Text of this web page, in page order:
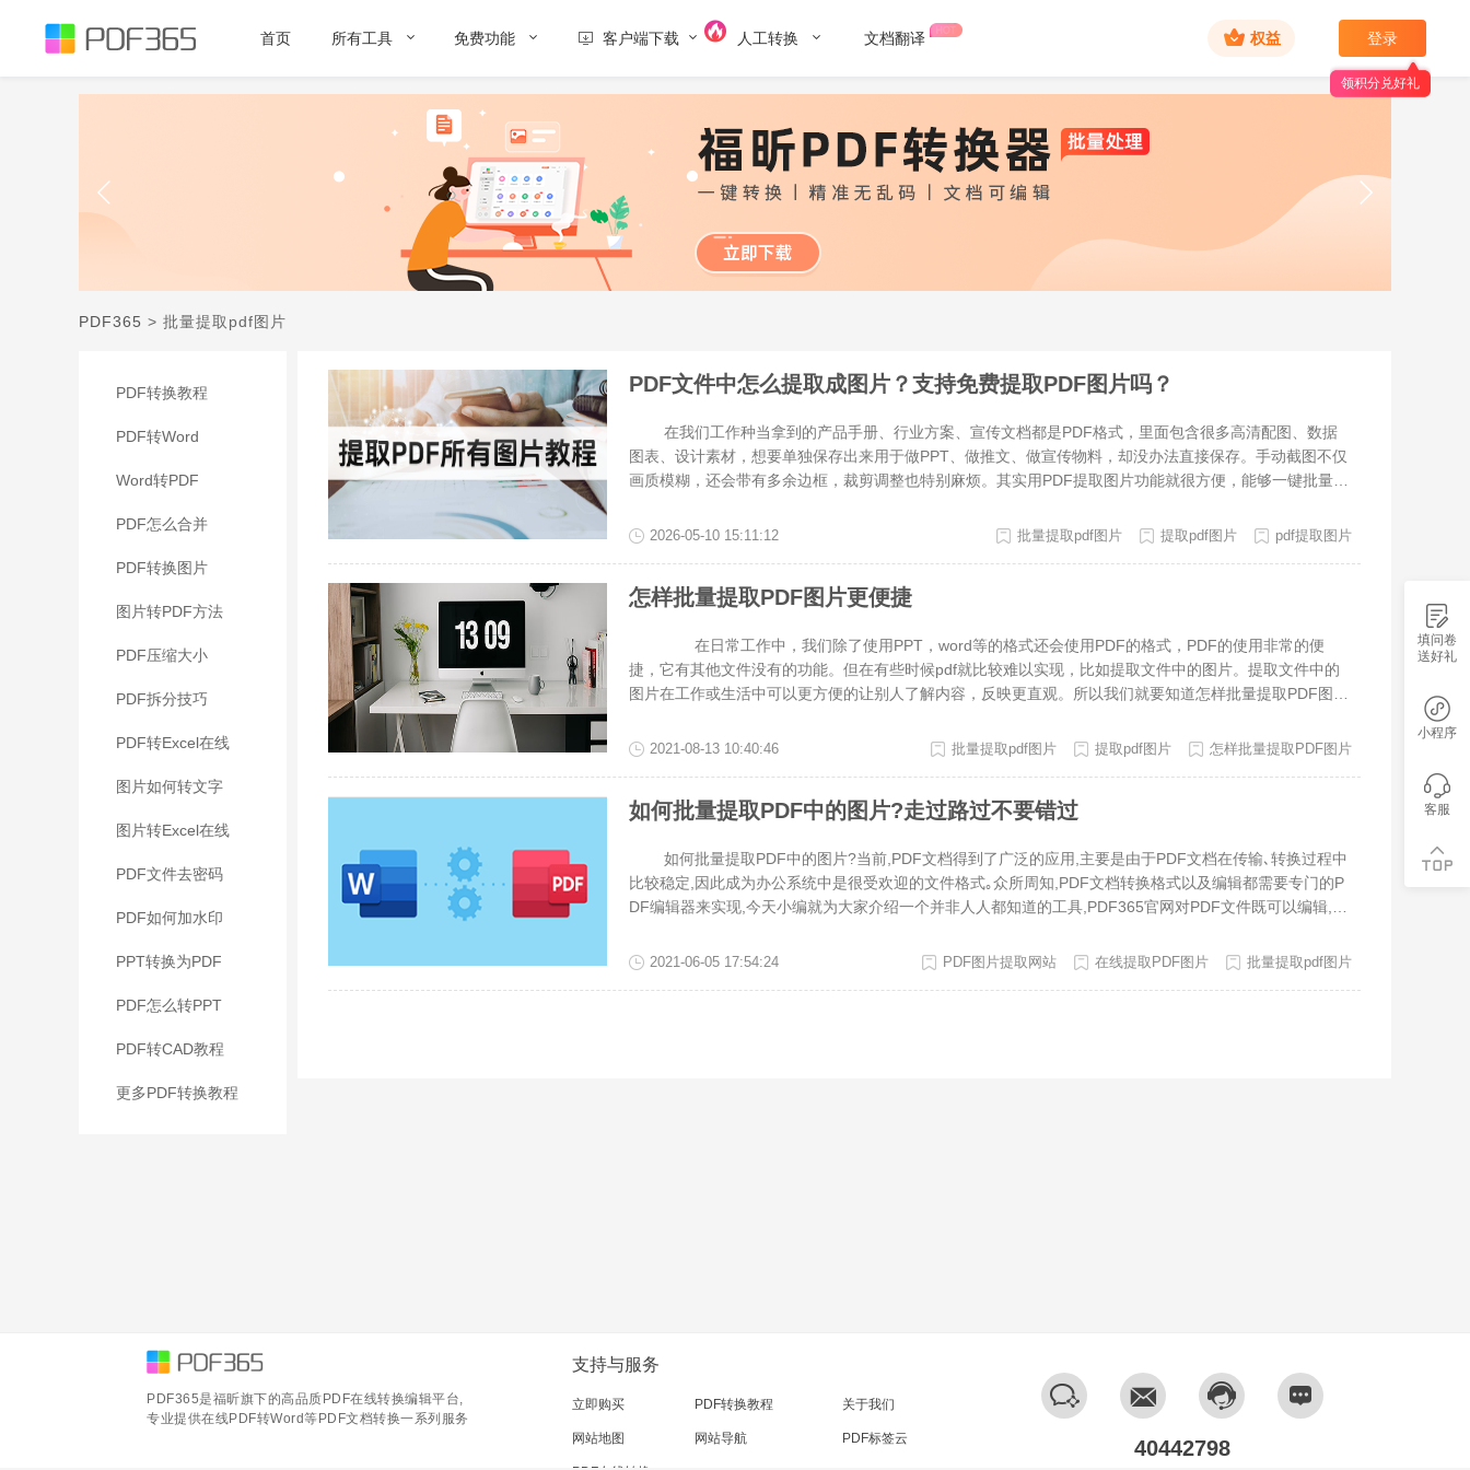
首页 所有工具 免费功能 客户端下载 人工转换 文档翻译 权益 登录
领积分兑好礼
PDF365 > 批量提取pdf图片
PDF转换教程
PDF转Word
Word转PDF
PDF怎么合并
PDF转换图片
图片转PDF方法
PDF压缩大小
PDF拆分技巧
PDF转Excel在线
图片如何转文字
图片转Excel在线
PDF文件去密码
PDF如何加水印
PPT转换为PDF
PDF怎么转PPT
PDF转CAD教程
更多PDF转换教程
PDF文件中怎么提取成图片？支持免费提取PDF图片吗？
在我们工作种当拿到的产品手册、行业方案、宣传文档都是PDF格式，里面包含很多高清配图、数据
图表、设计素材，想要单独保存出来用于做PPT、做推文、做宣传物料，却没办法直接保存。手动截图不仅
画质模糊，还会带有多余边框，裁剪调整也特别麻烦。其实用PDF提取图片功能就很方便，能够一键批量精
PDF图片提出？下面让我们一起来看看是怎么操作的吧。 工
2026-05-10 15:11:12 pdf提取图片
提取pdf图片
批量提取pdf图片
怎样批量提取PDF图片更便捷
在日常工作中，我们除了使用PPT，word等的格式还会使用PDF的格式，PDF的使用非常的便
捷，它有其他文件没有的功能。但在有些时候pdf就比较难以实现，比如提取文件中的图片。提取文件中的
图片在工作或生活中可以更方便的让别人了解内容，反映更直观。所以我们就要知道怎样批量提取PDF图
大家有帮助。 方法： 1、批量提取PDF中的图片，我们可以使用福昕PDF转word转换器来实现，下
开始，PDF文档中的图片就提取到您刚才设置的位置啦。 注意事项： 批量添加PDF文件在PDF转换
福昕PDF365简介： 福昕PDF365是一款功能丰富操作简单的PDF文档处理软件，是福昕旗下高品质P
DF服务平台，支持PDF文档与Word文档格式相互转换，还有PDF合并、拆分、旋转、压缩、去密码等功
能。你可以在软件找到多种文件转换方式，例如讲PDF转换成Word文件，转换到图像、转换到Excel，这些
F、将JPG转换到PDF，操作方式简单，不需要用户设置任何参数，适合需要经常转换文档的朋友使用。
2021-08-13 10:40:46 怎样批量提取PDF图片
提取pdf图片
批量提取pdf图片
如何批量提取PDF中的图片?走过路过不要错过
如何批量提取PDF中的图片?当前,PDF文档得到了广泛的应用,主要是由于PDF文档在传输､转换过程中
比较稳定,因此成为办公系统中是很受欢迎的文件格式｡众所周知,PDF文档转换格式以及编辑都需要专门的P
DF编辑器来实现,今天小编就为大家介绍一个并非人人都知道的工具,PDF365官网对PDF文件既可以编辑,又
法,一起来看看具体操作步骤吧｡工具：PDF在线转换平台--PDF3651､打开浏览器搜索PDF365官网,进入网
2021-06-05 17:54:24 批量提取pdf图片
在线提取PDF图片
PDF图片提取网站
PDF365是福昕旗下的高品质PDF在线转换编辑平台,
专业提供在线PDF转Word等PDF文档转换一系列服务
支持与服务
立即购买 PDF转换教程 关于我们
网站地图 网站导航 PDF标签云 40442798
填问卷
送好礼
小程序
客服